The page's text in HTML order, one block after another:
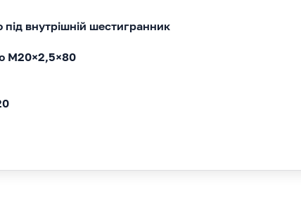
внутрішній шестигранник
M20×2,5×80